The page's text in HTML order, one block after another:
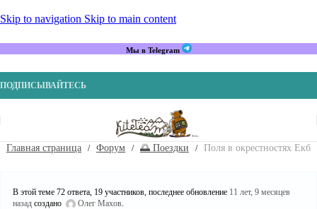
Skip to navigation Skip to main content
Мы в Telegram
ПОДПИСЫВАЙТЕСЬ
Главная страница Форум 🌅 Поездки Поля в окрестностях Екб
В этой теме 72 ответа, 19 участников, последнее обновление 11 лет, 9 месяцев
назад создано Олег Махов.